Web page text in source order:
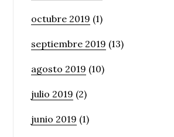
octubre 2019 (1)
septiembre 2019 (13)
agosto 2019 (10)
julio 2019 (2)
junio 2019 (1)